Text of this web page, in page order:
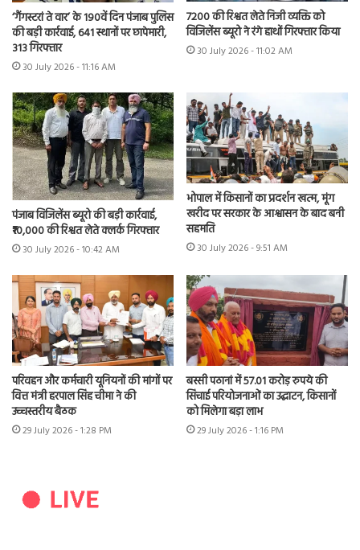
‘गैंगस्टरां ते वार’ के 190वें दिन पंजाब पुलिस
की बड़ी कार्रवाई, 641 स्थानों पर छापेमारी,
313 गिरफ्तार
30 July 2026 - 11:16 AM
7200 की रिश्वत लेते निजी व्यक्ति को
विजिलेंस ब्यूरो ने रंगे हाथों गिरफ्तार किया
30 July 2026 - 11:02 AM
पंजाब विजिलेंस ब्यूरो की बड़ी कार्रवाई,
₹10,000 की रिश्वत लेते क्लर्क गिरफ्तार
30 July 2026 - 10:42 AM
भोपाल में किसानों का प्रदर्शन खत्म, मूंग
खरीद पर सरकार के आश्वासन के बाद बनी
सहमति
30 July 2026 - 9:51 AM
परिवहन और कर्मचारी यूनियनों की मांगों पर
वित्त मंत्री हरपाल सिंह चीमा ने की
उच्चस्तरीय बैठक
29 July 2026 - 1:28 PM
बस्सी पठानां में 57.01 करोड़ रुपये की
सिंचाई परियोजनाओं का उद्घाटन, किसानों
को मिलेगा बड़ा लाभ
29 July 2026 - 1:16 PM